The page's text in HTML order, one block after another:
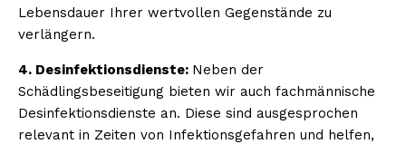
Lebensdauer Ihrer wertvollen Gegenstände zu
verlängern.
4. Desinfektionsdienste: Neben der
Schädlingsbeseitigung bieten wir auch fachmännische
Desinfektionsdienste an. Diese sind ausgesprochen
relevant in Zeiten von Infektionsgefahren und helfen,